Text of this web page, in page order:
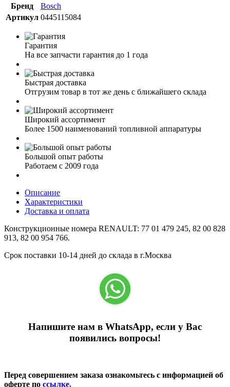
Бренд
Bosch
Артикул 0445115084
Гарантия
На все запчасти гарантия до 1 года
Быстрая доставка
Отгрузим товар в тот же день с ближайшего склада
Широкий ассортимент
Более 1500 наименований топливной аппаратуры
Большой опыт работы
Работаем с 2009 года
Описание
Характеристики
Доставка и оплата
Конструкционные номера RENAULT: 77 01 479 245, 82 00 828
913, 82 00 954 766.
Срок поставки 10-14 дней до склада в г.Москва
Напишите нам в WhatsApp, если у Вас
появились вопросы!
Перед совершением заказа ознакомьтесь с информацией об
оферте по ссылке.